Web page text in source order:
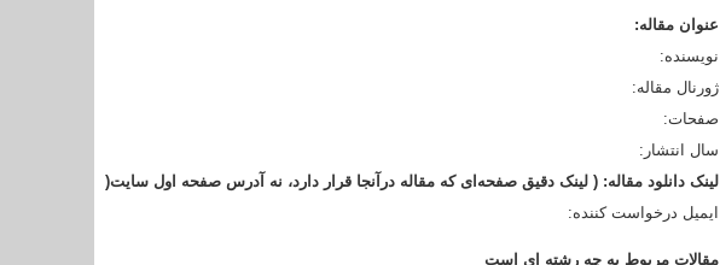
عنوان مقاله:
نویسنده:
ژورنال مقاله:
صفحات:
سال انتشار :
لینک دانلود مقاله: ( لینک دقیق صفحه‌ای که مقاله درآنجا قرار دارد، نه آدرس صفحه اول سایت)
ایمیل درخواست کننده:
مقالات مربوط به چه رشته ای است